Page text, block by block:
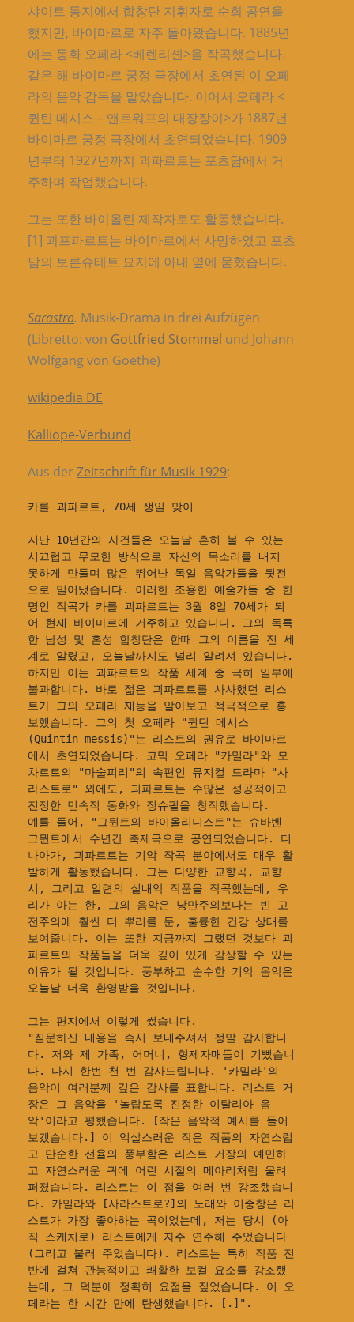
샤이트 등지에서 합창단 지휘자로 순회 공연을
했지만, 바이마르로 자주 돌아왔습니다. 1885년
에는 동화 오페라 <베렌리셴>을 작곡했습니다.
같은 해 바이마르 궁정 극장에서 초연된 이 오페
라의 음악 감독을 맡았습니다. 이어서 오페라 <
퀸틴 메시스 – 앤트워프의 대장장이>가 1887년
바이마르 궁정 극장에서 초연되었습니다. 1909
년부터 1927년까지 괴파르트는 포츠담에서 거
주하며 작업했습니다.
그는 또한 바이올린 제작자로도 활동했습니다.
[1] 괴프파르트는 바이마르에서 사망하였고 포츠
담의 보른슈테트 묘지에 아내 옆에 묻혔습니다.
Sarastro. Musik-Drama in drei Aufzügen
(Libretto: von Gottfried Stommel und Johann
Wolfgang von Goethe)
wikipedia DE
Kalliope-Verbund
Aus derZeitschrift für Musik 1929:
카를 괴파르트, 70세 생일 맞이
지난 10년간의 사건들은 오늘날 흔히 볼 수 있는
시끄럽고 무모한 방식으로 자신의 목소리를 내지
못하게 만들며 많은 뛰어난 독일 음악가들을 뒷전
으로 밀어냈습니다. 이러한 조용한 예술가들 중 한
명인 작곡가 카를 괴파르트는 3월 8일 70세가 되
어 현재 바이마르에 거주하고 있습니다. 그의 독특
한 남성 및 혼성 합창단은 한때 그의 이름을 전 세
계로 알렸고, 오늘날까지도 널리 알려져 있습니다.
하지만 이는 괴파르트의 작품 세계 중 극히 일부에
불과합니다. 바로 젊은 괴파르트를 사사했던 리스
트가 그의 오페라 재능을 알아보고 적극적으로 홍
보했습니다. 그의 첫 오페라 "퀸틴 메시스
(Quintin messis)"는 리스트의 권유로 바이마르
에서 초연되었습니다. 코믹 오페라 "카밀라"와 모
차르트의 "마술피리"의 속편인 뮤지컬 드라마 "사
라스트로" 외에도, 괴파르트는 수많은 성공적이고
진정한 민속적 동화와 징슈필을 창작했습니다.
예를 들어, "그뮌트의 바이올리니스트"는 슈바벤
그뮌트에서 수년간 축제극으로 공연되었습니다. 더
나아가, 괴파르트는 기악 작곡 분야에서도 매우 활
발하게 활동했습니다. 그는 다양한 교향곡, 교향
시, 그리고 일련의 실내악 작품을 작곡했는데, 우
리가 아는 한, 그의 음악은 낭만주의보다는 빈 고
전주의에 훨씬 더 뿌리를 둔, 훌륭한 건강 상태를
보여줍니다. 이는 또한 지금까지 그랬던 것보다 괴
파르트의 작품들을 더욱 깊이 있게 감상할 수 있는
이유가 될 것입니다. 풍부하고 순수한 기악 음악은
오늘날 더욱 환영받을 것입니다.
그는 편지에서 이렇게 썼습니다.
"질문하신 내용을 즉시 보내주셔서 정말 감사합니
다. 저와 제 가족, 어머니, 형제자매들이 기뻤습니
다. 다시 한번 천 번 감사드립니다. '카밀라'의
음악이 여러분께 깊은 감사를 표합니다. 리스트 거
장은 그 음악을 '놀랍도록 진정한 이탈리아 음
악'이라고 평했습니다. [작은 음악적 예시를 들어
보겠습니다.] 이 익살스러운 작은 작품의 자연스럽
고 단순한 선율의 풍부함은 리스트 거장의 예민하
고 자연스러운 귀에 어린 시절의 메아리처럼 울려
퍼졌습니다. 리스트는 이 점을 여러 번 강조했습니
다. 카밀라와 [사라스트로?]의 노래와 이중창은 리
스트가 가장 좋아하는 곡이었는데, 저는 당시 (아
직 스케치로) 리스트에게 자주 연주해 주었습니다
(그리고 불러 주었습니다). 리스트는 특히 작품 전
반에 걸쳐 관능적이고 쾌활한 보컬 요소를 강조했
는데, 그 덕분에 정확히 요점을 짚었습니다. 이 오
페라는 한 시간 만에 탄생했습니다. [.]".